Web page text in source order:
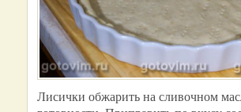
Лисички обжарить на сливочном